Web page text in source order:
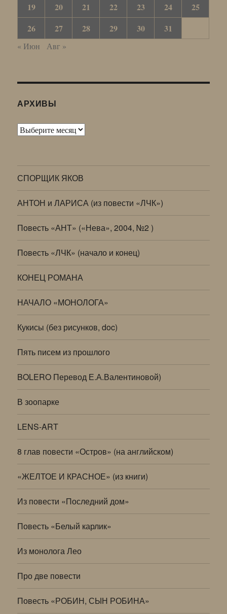
19
20 21 22 23 24
25
26
27 28 29 30 31
« Июн Авг »
АРХИВЫ
Архивы
СПОРЩИК ЯКОВ
АНТОН и ЛАРИСА (из повести «ЛЧК»)
Повесть «АНТ» («Нева», 2004, №2 )
Повесть «ЛЧК» (начало и конец)
КОНЕЦ РОМАНА
НАЧАЛО «МОНОЛОГА»
Кукисы (без рисунков, doc)
Пять писем из прошлого
BOLERO Перевод Е.А.Валентиновой)
В зоопарке
LENS-ART
8 глав повести «Остров» (на английском)
«ЖЕЛТОЕ И КРАСНОЕ» (из книги)
Из повести «Последний дом»
Повесть «Белый карлик»
Из монолога Лео
Про две повести
Повесть «РОБИН, СЫН РОБИНА»